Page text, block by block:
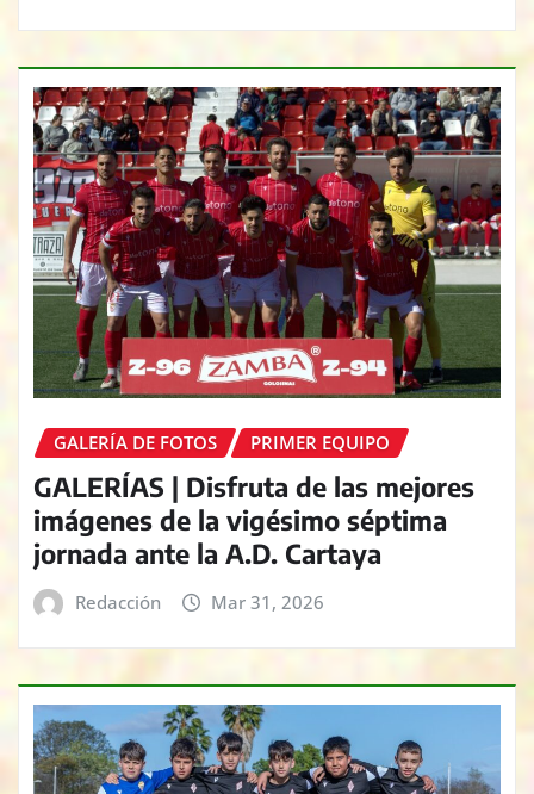
GALERÍA DE FOTOS PRIMER EQUIPO
GALERÍAS | Disfruta de las mejores
imágenes de la vigésimo séptima
jornada ante la A.D. Cartaya
Redacción Mar 31, 2026